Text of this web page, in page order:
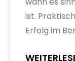
ist.
Erfolg im